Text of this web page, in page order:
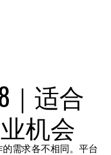
｜适合
机会
需求各不相同。平台